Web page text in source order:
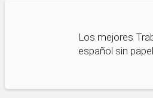
Los mejores
español sin